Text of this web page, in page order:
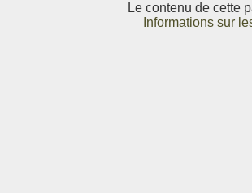
Le contenu de cette
Informations sur